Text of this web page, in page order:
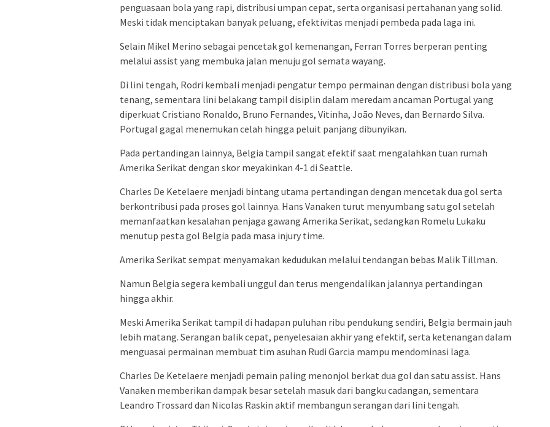
penguasaan bola yang rapi, distribusi umpan cepat, serta organisasi pertahanan yang solid.
Meski tidak menciptakan banyak peluang, efektivitas menjadi pembeda pada laga ini.
Selain Mikel Merino sebagai pencetak gol kemenangan, Ferran Torres berperan penting
melalui assist yang membuka jalan menuju gol semata wayang.
Di lini tengah, Rodri kembali menjadi pengatur tempo permainan dengan distribusi bola yang
tenang, sementara lini belakang tampil disiplin dalam meredam ancaman Portugal yang
diperkuat Cristiano Ronaldo, Bruno Fernandes, Vitinha, João Neves, dan Bernardo Silva.
Portugal gagal menemukan celah hingga peluit panjang dibunyikan.
Pada pertandingan lainnya, Belgia tampil sangat efektif saat mengalahkan tuan rumah
Amerika Serikat dengan skor meyakinkan 4-1 di Seattle.
Charles De Ketelaere menjadi bintang utama pertandingan dengan mencetak dua gol serta
berkontribusi pada proses gol lainnya. Hans Vanaken turut menyumbang satu gol setelah
memanfaatkan kesalahan penjaga gawang Amerika Serikat, sedangkan Romelu Lukaku
menutup pesta gol Belgia pada masa injury time.
Amerika Serikat sempat menyamakan kedudukan melalui tendangan bebas Malik Tillman.
Namun Belgia segera kembali unggul dan terus mengendalikan jalannya pertandingan
hingga akhir.
Meski Amerika Serikat tampil di hadapan puluhan ribu pendukung sendiri, Belgia bermain jauh
lebih matang. Serangan balik cepat, penyelesaian akhir yang efektif, serta ketenangan dalam
menguasai permainan membuat tim asuhan Rudi Garcia mampu mendominasi laga.
Charles De Ketelaere menjadi pemain paling menonjol berkat dua gol dan satu assist. Hans
Vanaken memberikan dampak besar setelah masuk dari bangku cadangan, sementara
Leandro Trossard dan Nicolas Raskin aktif membangun serangan dari lini tengah.